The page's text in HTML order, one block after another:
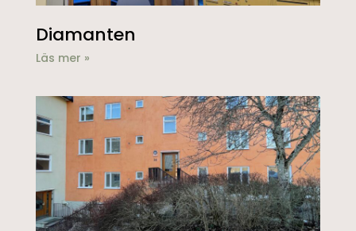
Diamanten
Läs mer »